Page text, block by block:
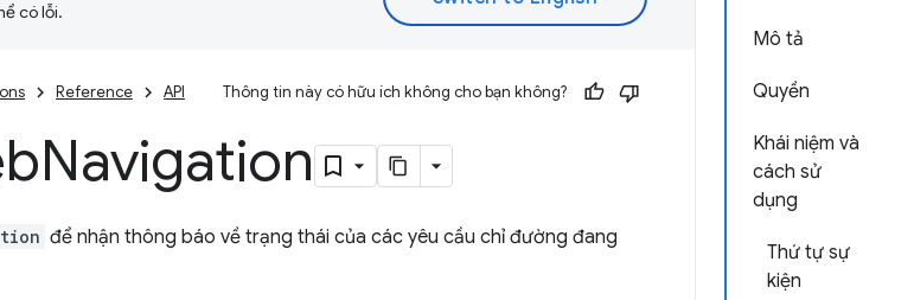
Mô tả
Quyền
Khái niệm và
cách sử
dụng
Thứ tự sự
kiện
có lỗi.
Reference API Thông tin này có hữu ích không cho bạn không?
Navigation
để nhận thông báo về trạng thái của các yêu cầu chỉ đường đang